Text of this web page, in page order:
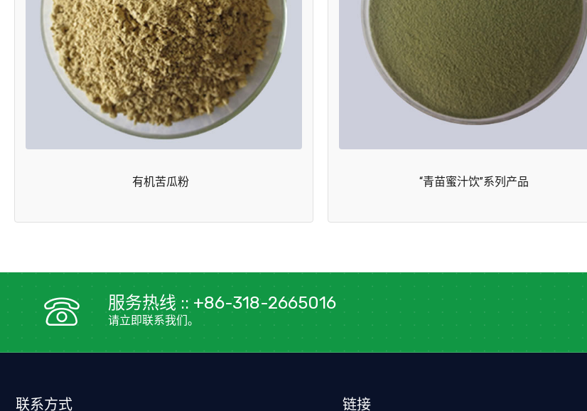
有机苦瓜粉 “青苗蜜汁饮”系列产品
服务热线 :: +86-318-2665016
请立即联系我们。
联系方式 链接